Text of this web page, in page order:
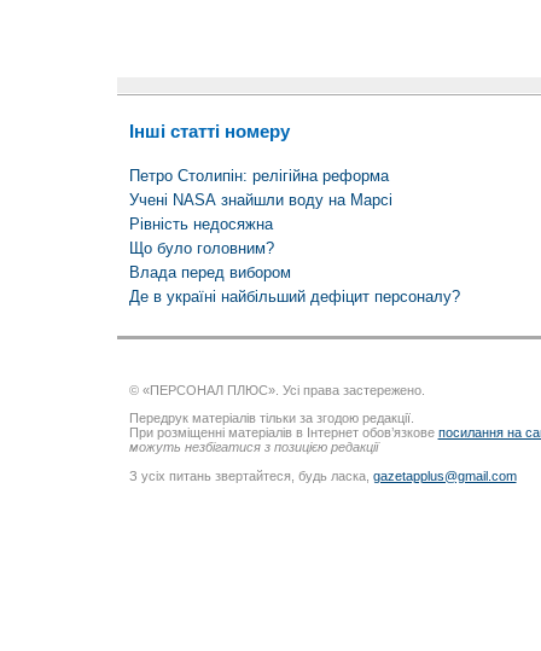
Інші статті номеру
Петро Столипін: релігійна реформа
Учені NАSА знайшли воду на Марсі
Рівність недосяжна
Що було головним?
Влада перед вибором
Де в україні найбільший дефіцит персоналу?
© «ПЕРСОНАЛ ПЛЮС». Усі права застережено.
Передрук матеріалів тільки за згодою редакції.
При розміщенні матеріалів в Інтернет обов’язкове посилання на
можуть незбігатися з позицією редакції
З усіх питань звертайтеся, будь ласка, gazetapplus@gmail.com